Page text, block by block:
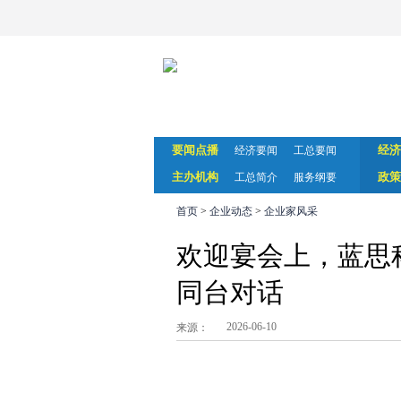
要闻点播 经济要闻 工总要闻
主办机构 工总简介 服务纲要
经
政
首页 > 企业动态 > 企业家风采
欢迎宴会上，蓝
同台对话
来源： 2026-06-10